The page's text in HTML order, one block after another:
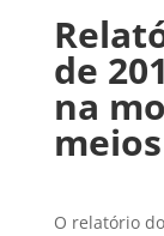
de
na
O relatório